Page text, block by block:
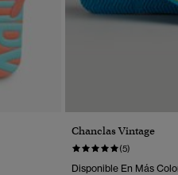
Chanclas Vintage
(5)
Disponible En Más